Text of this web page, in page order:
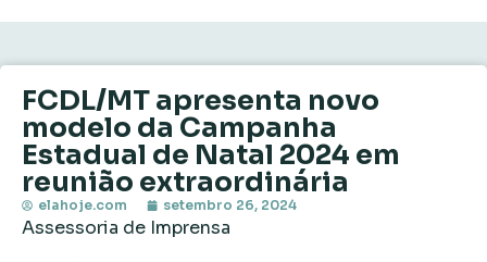
FCDL/MT apresenta novo
modelo da Campanha
Estadual de Natal 2024 em
reunião extraordinária
elahoje.com setembro 26, 2024
Assessoria de Imprensa